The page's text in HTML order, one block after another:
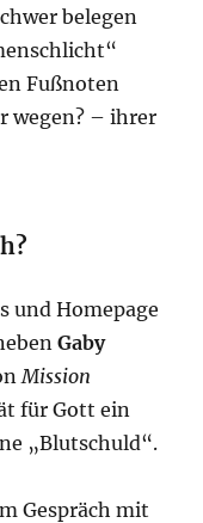
belegen
Fußnoten
wegen? – ihrer
und Homepage
Gaby
Mission
für Gott ein
„Blutschuld“.
Gespräch mit